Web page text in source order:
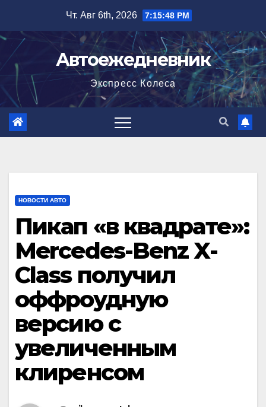
содержимому
Чт. Авг 6th, 2026 7:15:48 PM
Автоежедневник
Экспресс Колеса
НОВОСТИ АВТО
Пикап «в квадрате»:
Mercedes-Benz X-
Class получил
оффроудную
версию с
увеличенным
клиренсом